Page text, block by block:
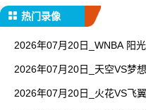
热门录像
2026年07月20日_WNBA 阳
2026年07月20日_天空VS梦
2026年07月20日_火花VS飞